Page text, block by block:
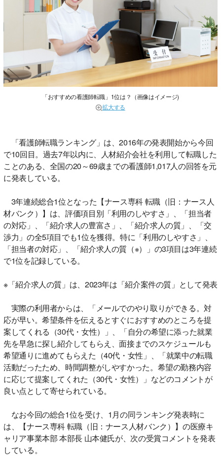
「おすすめの看護師転職」1位は？（画像はイメージ)
拡大する
「看護師転職ランキング」は、2016年の発表開始から今回
で10回目。過去7年以内に、人材紹介会社を利用して転職した
ことのある、全国の20～69歳までの看護師1,017人の回答を元
に発表している。
3年連続総合1位となった【ナース専科 転職（旧：ナース人
材バンク）】は、評価項目別「利用のしやすさ」、「担当者
の対応」、「紹介求人の豊富さ」、「紹介求人の質」、「交
渉力」の全5項目でも1位を獲得。特に「利用のしやすさ」、
「担当者の対応」、「紹介求人の質（※）」の3項目は3年連続
で1位を記録している。
※「紹介求人の質」は、2023年は「紹介案件の質」として発表
実際の利用者からは、「メールでのやり取りができる。対
応が早い。希望条件を伝えるとすぐにおすすめのところを提
案してくれる（30代・女性）」、「自分の希望に添った就業
先を早急に探し紹介してもらえ、面接までのスケジュールも
希望通りに進めてもらえた（40代・女性」、「就業中の転職
活動だったため、時間調整がしやすかった。希望の勤務内容
に応じて提案してくれた（30代・女性）」などのコメントが
良い点として寄せられている。
なお今回の総合1位を受け、1月の同ランキング発表時に
は、【ナース専科 転職（旧：ナース人材バンク）】の医療キ
ャリア事業本部 本部長 山本健氏が、次の受賞コメントを発表
している。